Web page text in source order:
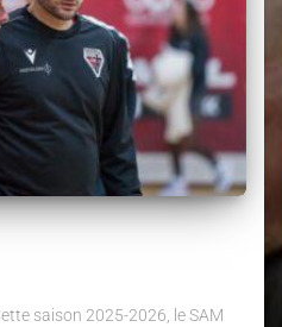
saison 2025-2026, le SAM